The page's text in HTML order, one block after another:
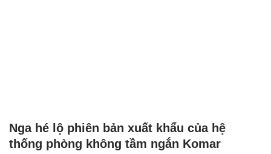
Nga hé lộ phiên bản xuất khẩu của hệ
thống phòng không tầm ngắn Komar